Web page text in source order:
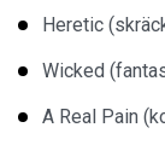
Heretic
Wicked
A Real Pain